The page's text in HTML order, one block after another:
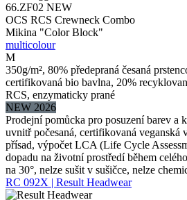
66.ZF02 NEW
OCS RCS Crewneck Combo
Mikina "Color Block"
multicolour
M
350g/m², 80% předepraná česaná
certifikovaná bio bavlna, 20%
RCS, enzymaticky prané
NEW 2026
Prodejní pomůcka pro posuzení barev a
uvnitř počesaná, certifikovaná veganská
přísad, výpočet LCA (Life Cycle
dopadu na životní prostředí během
na 30°, nelze sušit v sušičce, nelze
RC 092X | Result Headwear